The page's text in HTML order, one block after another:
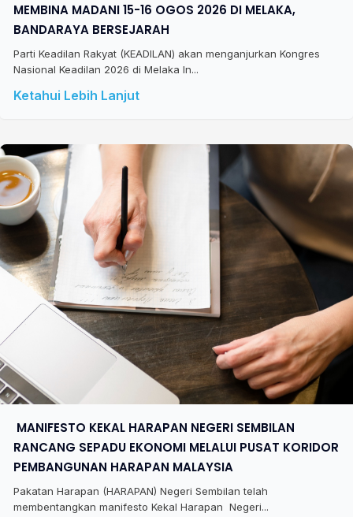
MEMBINA MADANI 15-16 OGOS 2026 DI MELAKA,
BANDARAYA BERSEJARAH
Parti Keadilan Rakyat (KEADILAN) akan menganjurkan Kongres
Nasional Keadilan 2026 di Melaka In...
Ketahui Lebih Lanjut
​ MANIFESTO KEKAL HARAPAN NEGERI SEMBILAN
RANCANG SEPADU EKONOMI MELALUI PUSAT KORIDOR
PEMBANGUNAN HARAPAN MALAYSIA
Pakatan Harapan (HARAPAN) Negeri Sembilan telah
membentangkan manifesto Kekal Harapan Negeri...